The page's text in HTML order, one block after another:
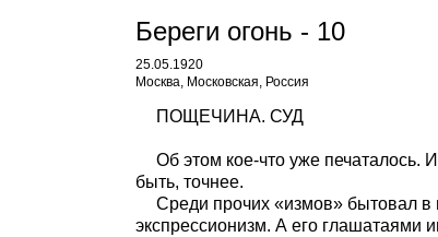
Береги огонь - 10
25.05.1920
Москва, Московская, Россия
ПОЩЕЧИНА. СУД
Об этом кое-что уже печаталось.
быть, точнее.
Среди прочих «измов» бытовал в
экспрессионизм. А его глашатаями